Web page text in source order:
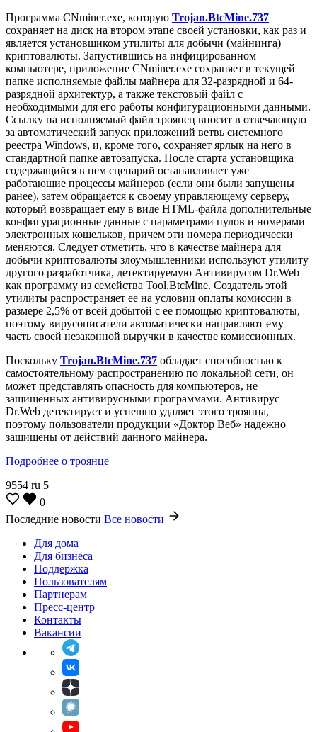
Программа CNminer.exe, которую Trojan.BtcMine.737
сохраняет на диск на втором этапе своей установки, как раз и
является установщиком утилиты для добычи (майнинга)
криптовалюты. Запустившись на инфицированном
компьютере, приложение CNminer.exe сохраняет в текущей
папке исполняемые файлы майнера для 32-разрядной и 64-
разрядной архитектур, а также текстовый файл с
необходимыми для его работы конфигурационными данными.
Ссылку на исполняемый файл троянец вносит в отвечающую
за автоматический запуск приложений ветвь системного
реестра Windows, и, кроме того, сохраняет ярлык на него в
стандартной папке автозапуска. После старта установщика
содержащийся в нем сценарий останавливает уже
работающие процессы майнеров (если они были запущены
ранее), затем обращается к своему управляющему серверу,
который возвращает ему в виде HTML-файла дополнительные
конфигурационные данные с параметрами пулов и номерами
электронных кошельков, причем эти номера периодически
меняются. Следует отметить, что в качестве майнера для
добычи криптовалюты злоумышленники используют утилиту
другого разработчика, детектируемую Антивирусом Dr.Web
как программу из семейства Tool.BtcMine. Создатель этой
утилиты распространяет ее на условии оплаты комиссии в
размере 2,5% от всей добытой с ее помощью криптовалюты,
поэтому вирусописатели автоматически направляют ему
часть своей незаконной выручки в качестве комиссионных.
Поскольку Trojan.BtcMine.737 обладает способностью к
самостоятельному распространению по локальной сети, он
может представлять опасность для компьютеров, не
защищенных антивирусными программами. Антивирус
Dr.Web детектирует и успешно удаляет этого троянца,
поэтому пользователи продукции «Доктор Веб» надежно
защищены от действий данного майнера.
Подробнее о троянце
9554 ru 5
0
Последние новости Все новости
Для дома
Для бизнеса
Поддержка
Пользователям
Партнерам
Пресс-центр
Контакты
Вакансии